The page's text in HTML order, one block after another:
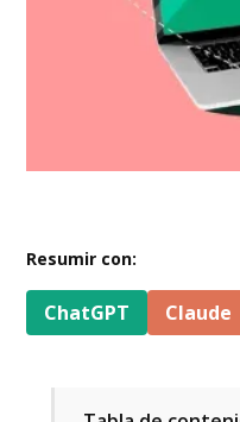
Resumir con:
ChatGPT Claude